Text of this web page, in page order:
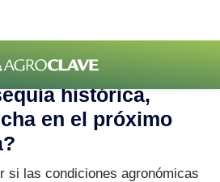
| sequía
histórica,
en el próximo
si las condiciones agronómicas